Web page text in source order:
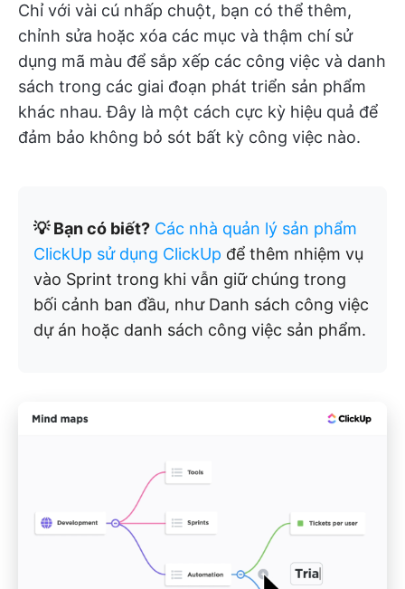
Chỉ với vài cú nhấp chuột, bạn có thể thêm,
chỉnh sửa hoặc xóa các mục và thậm chí sử
dụng mã màu để sắp xếp các công việc và danh
sách trong các giai đoạn phát triển sản phẩm
khác nhau. Đây là một cách cực kỳ hiệu quả để
đảm bảo không bỏ sót bất kỳ công việc nào.
💡 Bạn có biết? Các nhà quản lý sản phẩm
ClickUp sử dụng ClickUp để thêm nhiệm vụ
vào Sprint trong khi vẫn giữ chúng trong
bối cảnh ban đầu, như Danh sách công việc
dự án hoặc danh sách công việc sản phẩm.